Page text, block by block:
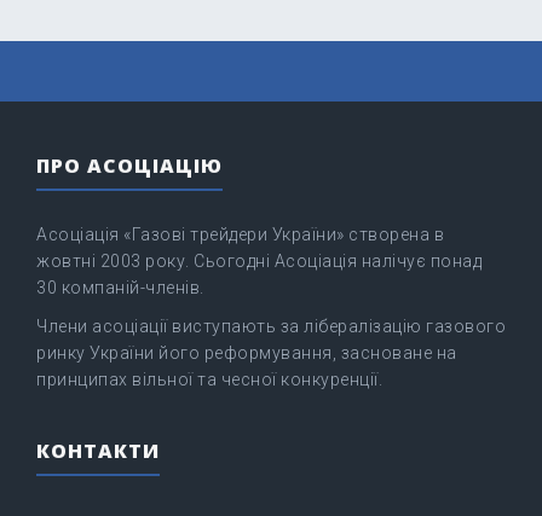
ПРО АСОЦІАЦІЮ
Асоціація «Газові трейдери України» створена в
жовтні 2003 року. Сьогодні Асоціація налічує понад
30 компаній-членів.
Члени асоціації виступають за лібералізацію газового
ринку України його реформування, засноване на
принципах вільної та чесної конкуренції.
КОНТАКТИ